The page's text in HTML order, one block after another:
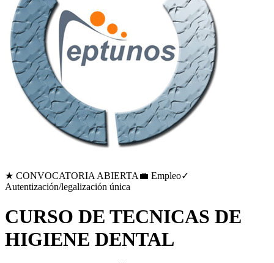
★ CONVOCATORIA ABIERTA 💼 Empleo✓
Autentización/legalización única
CURSO DE TECNICAS DE
HIGIENE DENTAL